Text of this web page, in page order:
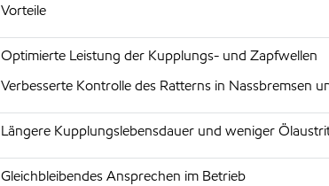
Vorteile
Optimierte Leistung der Kupplungs- und Zapfwellen
Verbesserte Kontrolle des Ratterns in Nassbremsen
Längere Kupplungslebensdauer und weniger
Gleichbleibendes Ansprechen im Betrieb